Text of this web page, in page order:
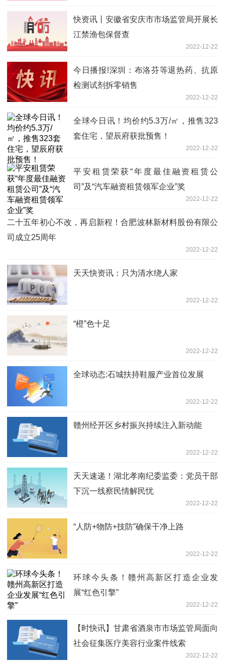
快资讯丨安徽省安庆市市场监管局开展长
江禁渔包保督查
2022-12-22
今日播报!深圳：布洛芬等退热药、抗原
检测试剂拆零销售
2022-12-22
全球今日讯！均价约5.3万/㎡，推售323
套住宅，望辰府获批预售！
2022-12-22
平安租赁荣获“年度最佳融资租赁公
司”及“汽车融资租赁领军企业”奖
2022-12-22
二十五年初心不改，再启新程！合肥波林新材料股份有限公
司成立25周年
2022-12-22
天天快资讯：只为清水绕人家
2022-12-22
“橙”色十足
2022-12-22
全球动态:石城扶持鞋服产业首位发展
2022-12-22
赣州经开区乡村振兴持续注入新动能
2022-12-22
天天速递！湖北孝南纪委监委：党员干部
下沉一线察民情解民忧
2022-12-22
“人防+物防+技防”确保干净上路
2022-12-22
环球今头条！赣州高新区打造企业发
展“红色引擎”
2022-12-22
【时快讯】甘肃省酒泉市市场监管局面向
社会征集医疗美容行业案件线索
2022-12-22